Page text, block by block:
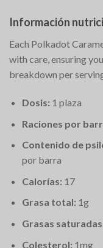
Información
Each Polkadot
with care, ensuring
breakdown per
Dosis: 1 plaza
Raciones por
Contenido de
por barra
Calorías: 17
Grasa total: 1g
Grasas
Colesterol: 1mg